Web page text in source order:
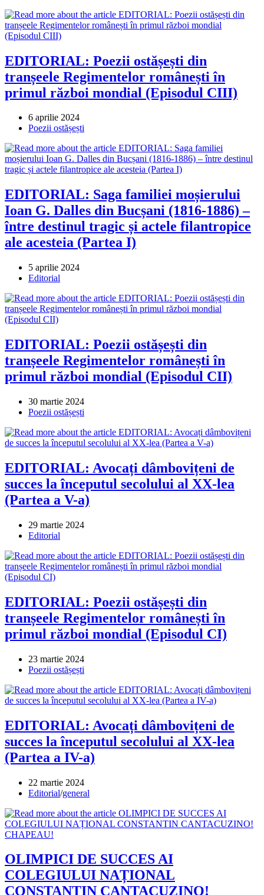
EDITORIAL: Poezii ostășești din
tranșeele Regimentelor românești în
primul război mondial (Episodul CIII)
Post
published:
6 aprilie 2024
Post
Poezii ostășești
EDITORIAL: Saga familiei moșierului
Ioan G. Dalles din Bucșani (1816-1886) –
între destinul tragic și actele filantropice
ale acesteia (Partea I)
Post
published:
5 aprilie 2024
Post
Editorial
EDITORIAL: Poezii ostășești din
tranșeele Regimentelor românești în
primul război mondial (Episodul CII)
Post
published:
30 martie 2024
Post
Poezii ostășești
EDITORIAL: Avocați dâmbovițeni de
succes la începutul secolului al XX-lea
(Partea a V-a)
Post
published:
29 martie 2024
Post
Editorial
EDITORIAL: Poezii ostășești din
tranșeele Regimentelor românești în
primul război mondial (Episodul CI)
Post
published:
23 martie 2024
Post
Poezii ostășești
EDITORIAL: Avocați dâmbovițeni de
succes la începutul secolului al XX-lea
(Partea a IV-a)
Post
published:
22 martie 2024
Post
Editorial/general
OLIMPICI DE SUCCES AI
COLEGIULUI NAȚIONAL
CONSTANTIN CANTACUZINO!